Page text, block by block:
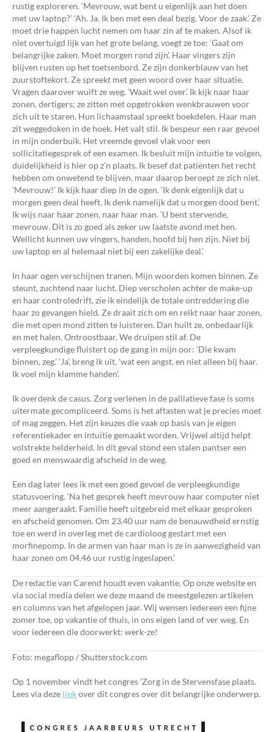
rustig exploreren. ‘Mevrouw, wat bent u eigenlijk aan het doen
met uw laptop?’ ‘Ah. Ja. Ik ben met een deal bezig. Voor de zaak.’ Ze
moet drie happen lucht nemen om haar zin af te maken. Alsof ik
niet overtuigd lijk van het grote belang, voegt ze toe: ‘Gaat om
belangrijke zaken. Moet morgen rond zijn'. Haar vingers zijn
blijven rusten op het toetsenbord. Ze zijn donkerblauw van het
zuurstoftekort. Ze spreekt met geen woord over haar situatie.
Vragen daarover wuift ze weg. ‘Waait wel over.’ Ik kijk naar haar
zonen, dertigers; ze zitten met opgetrokken wenkbrauwen voor
zich uit te staren. Hun lichaamstaal spreekt boekdelen. Haar man
zit weggedoken in de hoek. Het valt stil. Ik bespeur een raar gevoel
in mijn onderbuik. Het vreemde gevoel vlak voor een
sollicitatiegesprek of een examen. Ik besluit mijn intuïtie te volgen,
duidelijkheid is hier op z’n plaats. Ik besef dat patiënten het recht
hebben om onwetend te blijven, maar daarop beroept ze zich niet.
‘Mevrouw!’ Ik kijk haar diep in de ogen. ‘Ik denk eigenlijk dat u
morgen geen deal heeft. Ik denk namelijk dat u morgen dood bent.’
Ik wijs naar haar zonen, naar haar man. ‘U bent stervende,
mevrouw. Dit is zo goed als zeker uw laatste avond met hen.
Wellicht kunnen uw vingers, handen, hoofd bij hen zijn. Niet bij
uw laptop en al helemaal niet bij een zakelijke deal.’
In haar ogen verschijnen tranen. Mijn woorden komen binnen. Ze
steunt, zuchtend naar lucht. Diep verscholen achter de make-up
en haar controledrift, zie ik eindelijk de totale ontreddering die
haar zo gevangen hield. Ze draait zich om en reikt naar haar zonen,
die met open mond zitten te luisteren. Dan huilt ze, onbedaarlijk
en met halen. Ontroostbaar. We druipen stil af. De
verpleegkundige fluistert op de gang in mijn oor: ‘Die kwam
binnen, zeg.’ ‘Ja', breng ik uit, 'wat een angst, en niet alleen bij haar.
Ik voel mijn klamme handen'.
Ik overdenk de casus. Zorg verlenen in de palliatieve fase is soms
uitermate gecompliceerd. Soms is het aftasten wat je precies moet
of mag zeggen. Het zijn keuzes die vaak op basis van je eigen
referentiekader en intuïtie gemaakt worden. Vrijwel altijd helpt
volstrekte helderheid. In dit geval stond een stalen pantser een
goed en menswaardig afscheid in de weg.
Een dag later lees ik met een goed gevoel de verpleegkundige
statusvoering. ‘Na het gesprek heeft mevrouw haar computer niet
meer aangeraakt. Familie heeft uitgebreid met elkaar gesproken
en afscheid genomen. Om 23.40‬ uur nam de benauwdheid ernstig
toe en werd in overleg met de cardioloog gestart met een
morfinepomp. In de armen van haar man is ze in aanwezigheid van
haar zonen om 04.46‬ uur rustig ingeslapen.’‬‬‬‬‬‬‬‬‬‬‬‬‬‬‬‬‬‬‬‬‬‬‬‬‬‬‬‬‬‬‬‬‬‬‬‬‬‬‬‬‬‬‬‬‬‬‬‬‬‬‬‬‬‬‬‬‬‬‬‬‬‬‬‬‬‬‬‬‬‬‬‬‬‬‬‬‬‬‬‬‬‬‬‬‬‬‬‬‬‬‬‬‬‬‬‬‬‬‬‬‬‬‬‬‬‬‬‬‬‬‬‬‬‬‬‬‬‬‬‬‬‬‬‬‬‬‬‬‬‬‬‬‬‬‬‬‬‬‬‬‬‬‬‬‬‬‬‬‬‬‬‬‬‬‬‬‬‬‬‬‬‬
De redactie van Carend houdt even vakantie. Op onze website en
via social media delen we deze maand de meestgelezen artikelen
en columns van het afgelopen jaar. Wij wensen iedereen een fijne
zomer toe, op vakantie of thuis, in ons eigen land of ver weg. En
voor iedereen die doorwerkt: werk-ze!
Foto: megaflopp / Shutterstock.com
Op 1 november vindt het congres 'Zorg in de Stervensfase plaats.
Lees via deze linkover dit congres over dit belangrijke onderwerp.